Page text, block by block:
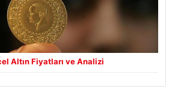
Altın Fiyatları ve Analizi